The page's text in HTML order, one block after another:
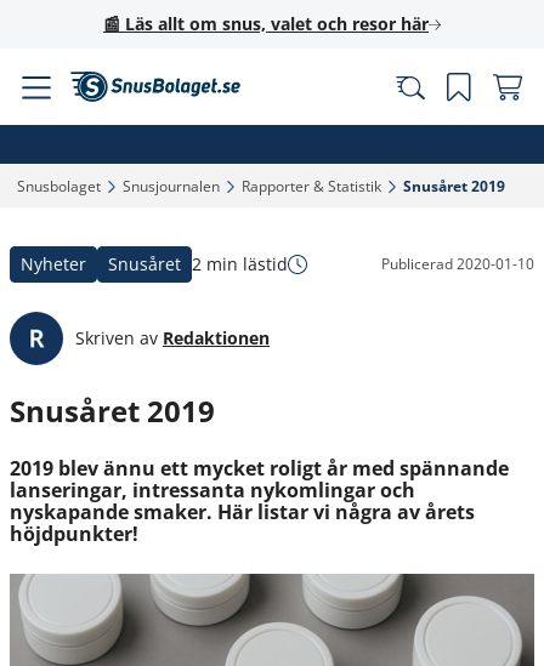
📰 Läs allt om snus, valet och resor här
Snusbolaget‎ Snusjournalen‎ Rapporter & Statistik‎ Snusåret 2019‎
Nyheter Snusåret 2 min lästid Publicerad2020-01-10
Skriven av Redaktionen
Snusåret 2019
2019 blev ännu ett mycket roligt år med spännande
lanseringar, intressanta nykomlingar och
nyskapande smaker. Här listar vi några av årets
höjdpunkter!